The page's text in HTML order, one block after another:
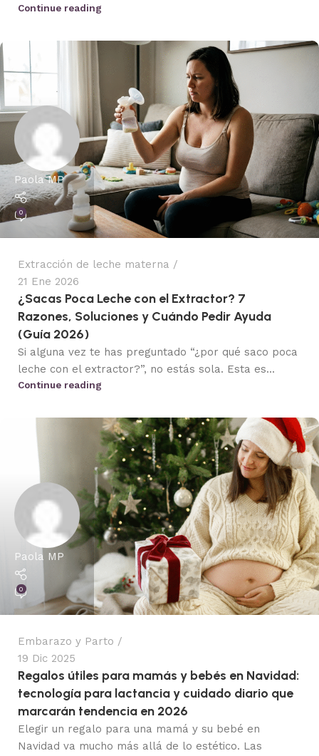
Continue reading
Paola MP
0
Extracción de leche materna
21 Ene 2026
¿Sacas Poca Leche con el Extractor? 7
Razones, Soluciones y Cuándo Pedir Ayuda
(Guía 2026)
Si alguna vez te has preguntado “¿por qué saco poca
leche con el extractor?”, no estás sola. Esta es...
Continue reading
Paola MP
0
Embarazo y Parto
19 Dic 2025
Regalos útiles para mamás y bebés en Navidad:
tecnología para lactancia y cuidado diario que
marcarán tendencia en 2026
Elegir un regalo para una mamá y su bebé en
Navidad va mucho más allá de lo estético. Las